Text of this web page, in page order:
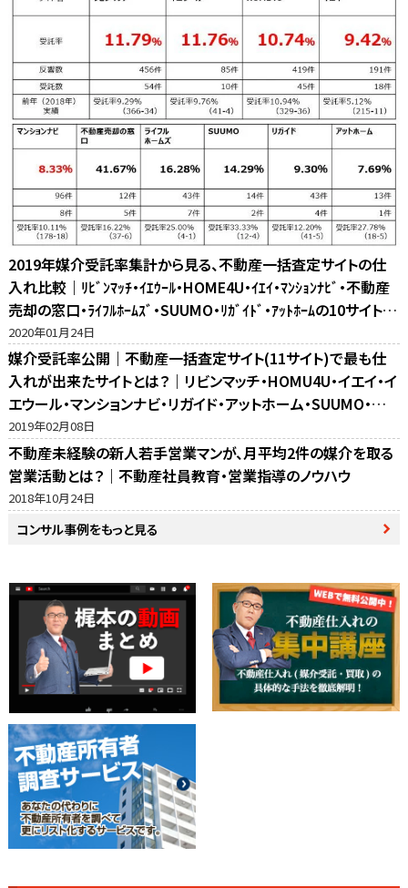
2019年媒介受託率集計から見る、不動産一括査定サイトの仕
入れ比較｜ﾘﾋﾞﾝﾏｯﾁ・ｲｴｳｰﾙ・HOME4U・ｲｴｲ・ﾏﾝｼｮﾝﾅﾋﾞ・不動産
売却の窓口・ﾗｲﾌﾙﾎｰﾑｽﾞ・SUUMO・ﾘｶﾞｲﾄﾞ・ｱｯﾄﾎｰﾑの10サイト比
較
2020年01月24日
媒介受託率公開｜不動産一括査定サイト(11サイト)で最も仕
入れが出来たサイトとは？｜リビンマッチ・HOMU4U・イエイ・イ
エウール・マンションナビ・リガイド・アットホーム・SUUMO・不
動産売却の窓口・ホームズ・マイナビの反響比較
2019年02月08日
不動産未経験の新人若手営業マンが、月平均2件の媒介を取る
営業活動とは？｜不動産社員教育・営業指導のノウハウ
2018年10月24日
コンサル事例をもっと見る